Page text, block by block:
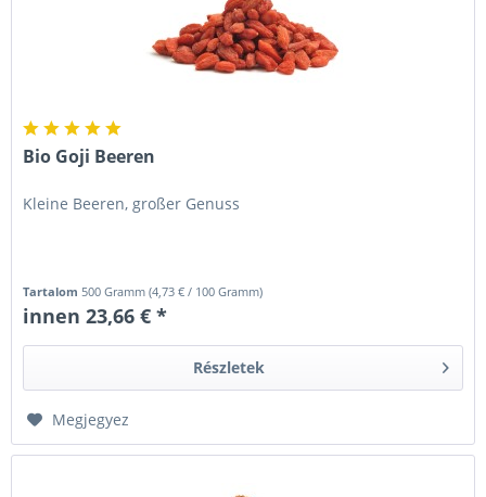
Bio Goji Beeren
Kleine Beeren, großer Genuss
Tartalom500 Gramm(4,73 € / 100 Gramm)
innen 23,66 € *
Részletek
Megjegyez